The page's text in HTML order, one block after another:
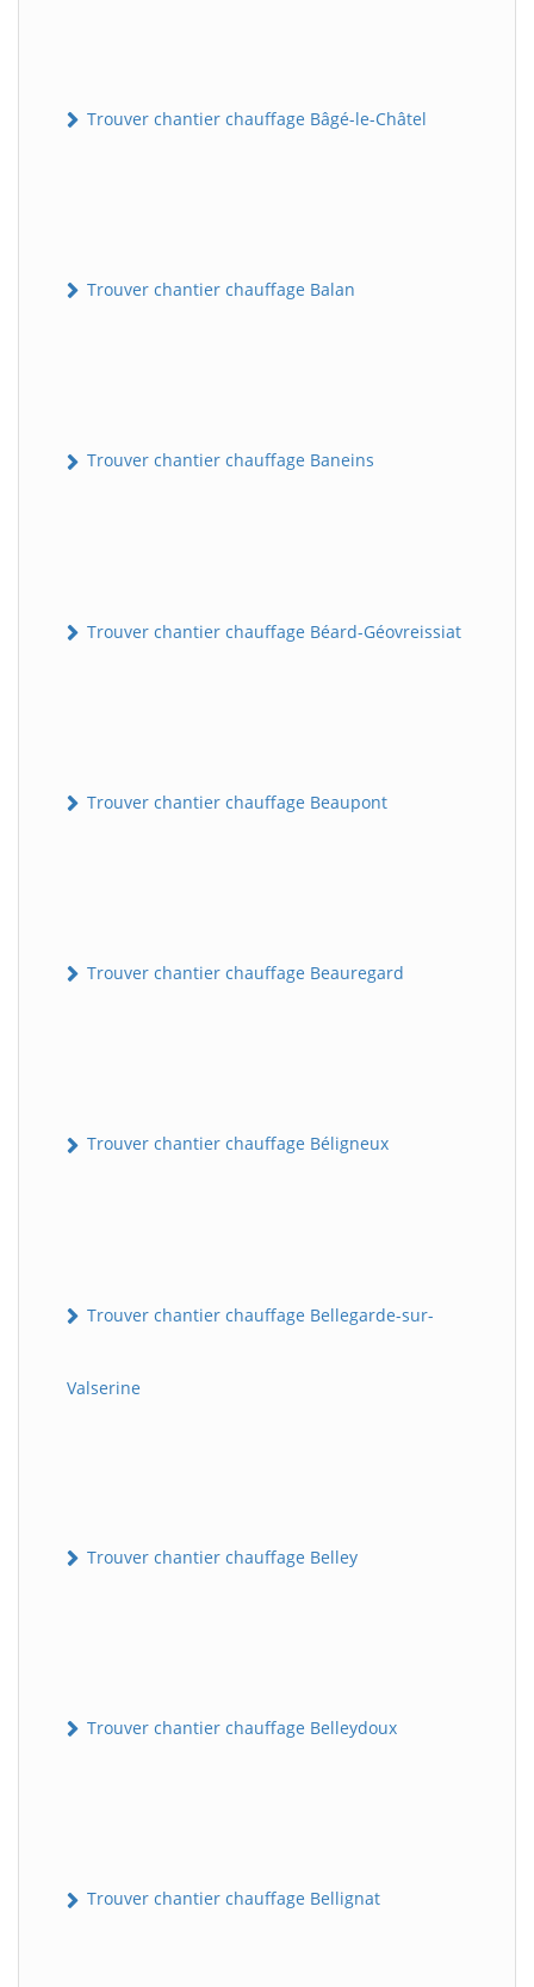
Trouver chantier chauffage Bâgé-le-Châtel
Trouver chantier chauffage Balan
Trouver chantier chauffage Baneins
Trouver chantier chauffage Béard-Géovreissiat
Trouver chantier chauffage Beaupont
Trouver chantier chauffage Beauregard
Trouver chantier chauffage Béligneux
Trouver chantier chauffage Bellegarde-sur-
Valserine
Trouver chantier chauffage Belley
Trouver chantier chauffage Belleydoux
Trouver chantier chauffage Bellignat